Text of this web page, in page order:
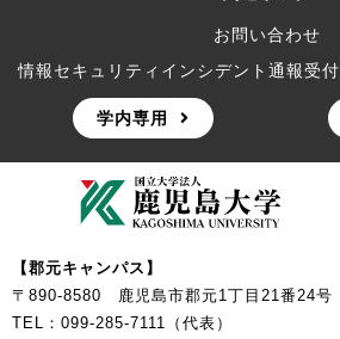
お問い合わせ
情報セキュリティインシデント通報受付
学内専用
【郡元キャンパス】
〒890-8580 鹿児島市郡元1丁目21番24号
TEL：099-285-7111（代表）